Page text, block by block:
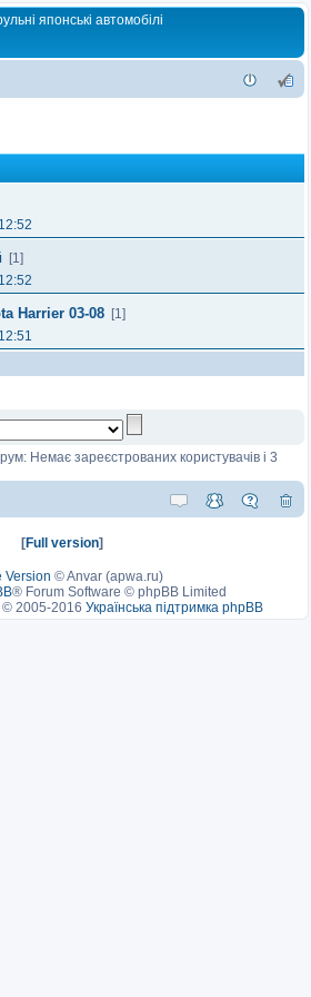
японські автомобілі
[1]
Harrier 03-08 [1]
Немає зареєстрованих користувачів і 3
[Full version]
Version ©Anvar (apwa.ru)
® Forum Software © phpBB Limited
© 2005-2016 Українська підтримка phpBB